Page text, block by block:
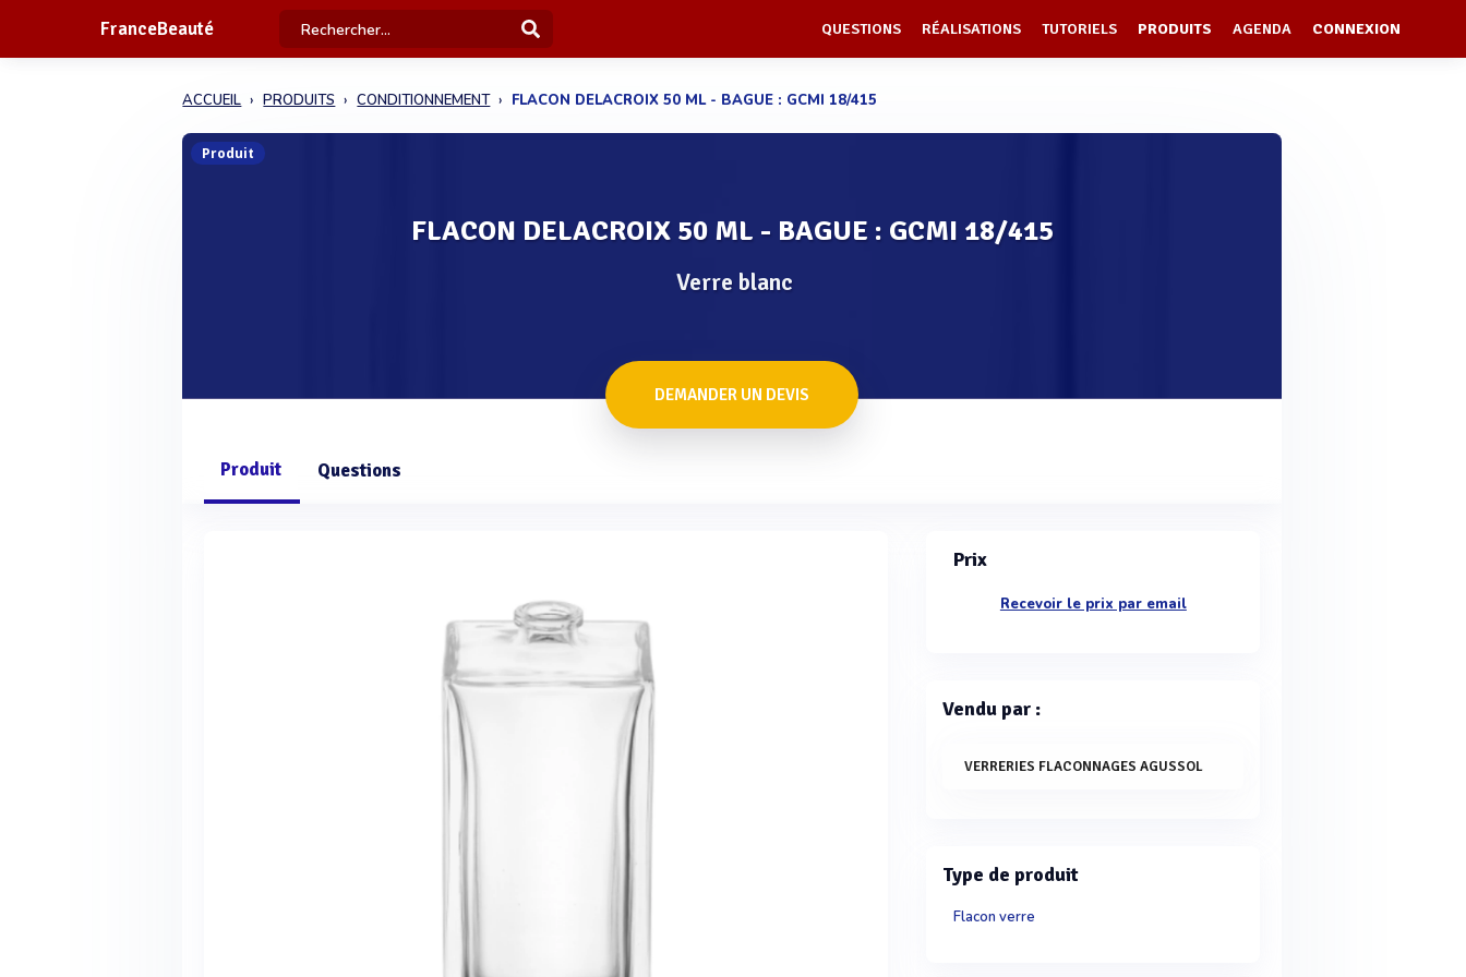
FranceBeauté QUESTIONS RÉALISATIONS TUTORIELS PRODUITS AGENDA CONNEXION
ACCUEIL PRODUITS CONDITIONNEMENT FLACON DELACROIX 50 ML - BAGUE : GCMI 18/415
Produit
FLACON DELACROIX 50 ML - BAGUE : GCMI 18/415
Verre blanc
DEMANDER UN DEVIS
Produit Questions
Prix
Recevoir le prix par email
Vendu par :
VERRERIES FLACONNAGES AGUSSOL
Type de produit
Flacon verre